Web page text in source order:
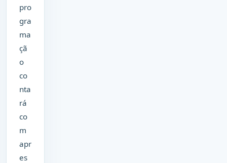
pro
gra
ma
çã
o
co
nta
rá
co
m
apr
es